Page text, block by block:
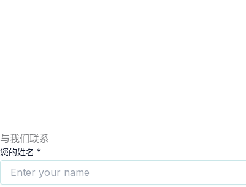
与我们联系
您的姓名 *